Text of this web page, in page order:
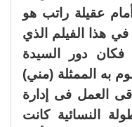
عقيلة راتب هو
هذا الفيلم الذي
دور السيدة
به الممثلة (مني)
العمل فى إدارة
النسائية كانت